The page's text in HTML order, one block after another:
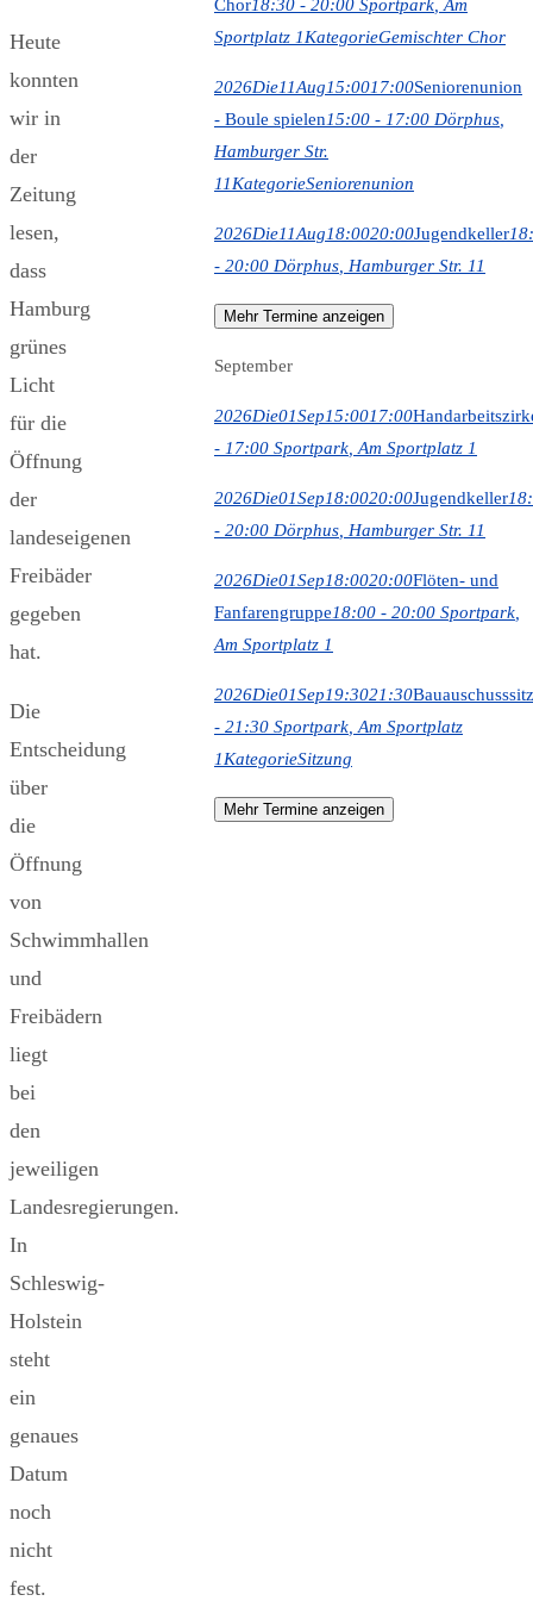
Heute
konnten
wir in
der
Zeitung
lesen,
dass
Hamburg
grünes
Licht
für die
Öffnung
der
landeseigenen
Freibäder
gegeben
hat.
Die
Entscheidung
über
die
Öffnung
von
Schwimmhallen
und
Freibädern
liegt
bei
den
jeweiligen
Landesregierungen.
In
Schleswig-
Holstein
steht
ein
genaues
Datum
noch
nicht
fest.
Chor18:30 - 20:00 Sportpark , Am
Sportplatz 1KategorieGemischter Chor
2026Die11Aug15:0017:00Seniorenunion
- Boule spielen15:00 - 17:00 Dörphus
Hamburger Str.
11KategorieSeniorenunion
2026Die11Aug18:0020:00Jugendkeller
- 20:00 Dörphus , Hamburger Str. 11
Mehr Termine anzeigen
September
2026Die01Sep15:0017:00
- 17:00 Sportpark , Am Sportplatz 1
2026Die01Sep18:0020:00Jugendkeller
- 20:00 Dörphus , Hamburger Str. 11
2026Die01Sep18:0020:00Flöten- und
Fanfarengruppe18:00 - 20:00 Sportpark
Am Sportplatz 1
2026Die01Sep19:3021:30
- 21:30 Sportpark , Am Sportplatz
1KategorieSitzung
Mehr Termine anzeigen